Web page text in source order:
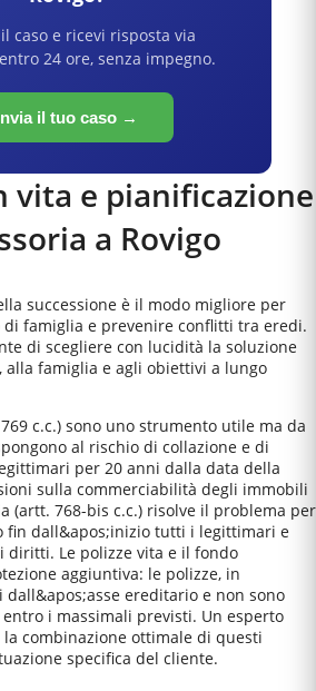
caso e ricevi risposta via
24 ore, senza impegno.
il tuo caso →
vita e pianificazione
a Rovigo
successione è il modo migliore per
famiglia e prevenire conflitti tra eredi.
di scegliere con lucidità la soluzione
famiglia e agli obiettivi a lungo
c.c.) sono uno strumento utile ma da
al rischio di collazione e di
per 20 anni dalla data della
sulla commerciabilità degli immobili
(artt. 768-bis c.c.) risolve il problema per
fin dall&apos;inizio tutti i legittimari e
Le polizze vita e il fondo
aggiuntiva: le polizze, in
ereditario e non sono
i massimali previsti. Un esperto
la combinazione ottimale di questi
specifica del cliente.